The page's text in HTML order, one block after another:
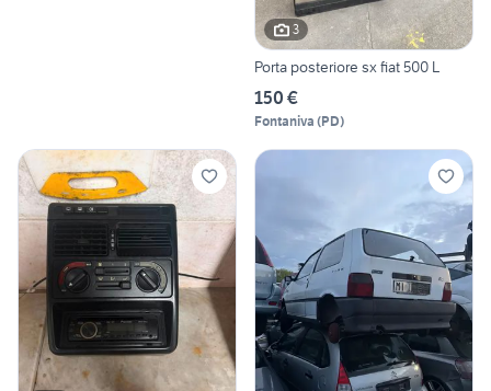
3
Porta posteriore sx fiat 500 L
150 €
Fontaniva (PD)